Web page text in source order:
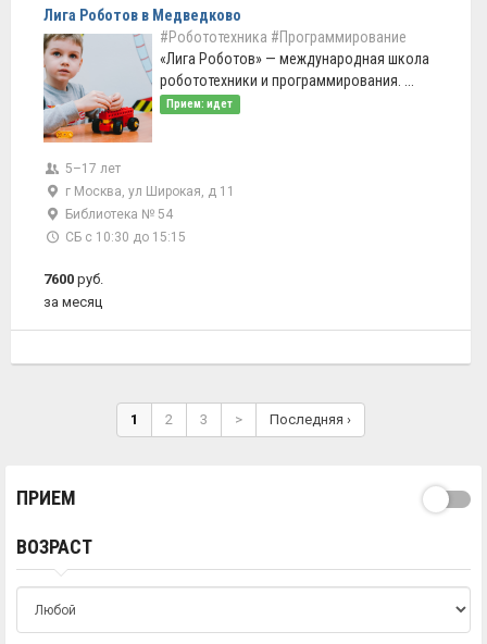
Лига Роботов в Медведково
#Робототехника #Программирование
«Лига Роботов» — международная школа
робототехники и программирования. ...
Прием: идет
5–17 лет
г Москва, ул Широкая, д 11
Библиотека № 54
СБ с 10:30 до 15:15
7600 руб.
за месяц
1 2 3 > Последняя ›
ПРИЕМ
ВОЗРАСТ